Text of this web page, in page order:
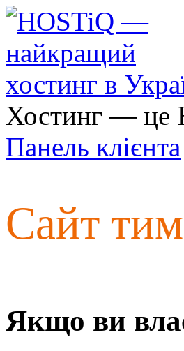
Хостинг — це
Панель клієнта
Сайт
Якщо ви